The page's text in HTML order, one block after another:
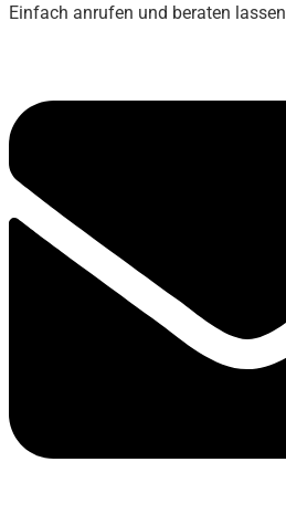
Einfach anrufen und beraten lassen